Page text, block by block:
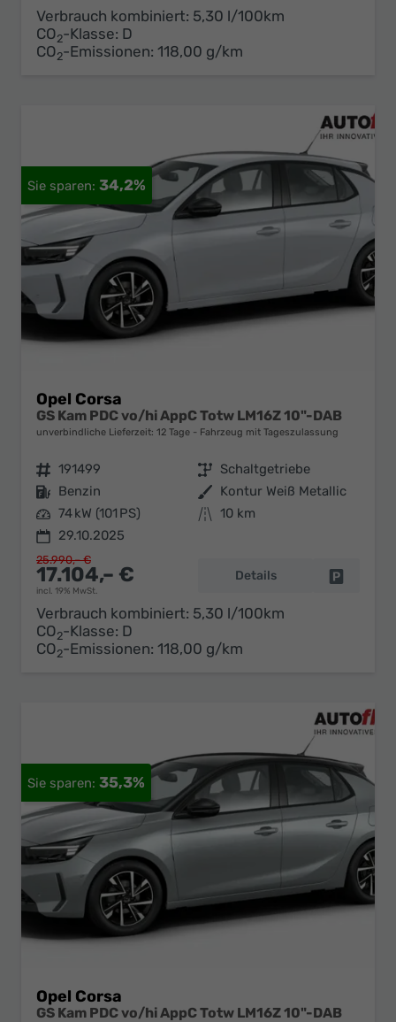
Verbrauch kombiniert: 5,30 l/100km
CO2-Klasse: D
CO2-Emissionen: 118,00 g/km
34,2%
Opel Corsa
GS Kam PDC vo/hi AppC Totw LM16Z 10"-DAB
unverbindliche Lieferzeit: 12 Tage Fahrzeug mit Tageszulassung
Fahrzeugnr. 191499 Getriebe Schaltgetriebe
Kraftstoff Benzin Außenfarbe Kontur Weiß Metallic
Leistung 74 kW (101 PS) Kilometerstand 10 km
29.10.2025
17.104,– €
incl. 19% MwSt.
25.990,– €
Details
Verbrauch kombiniert: 5,30 l/100km
CO2-Klasse: D
CO2-Emissionen: 118,00 g/km
35,3%
Opel Corsa
GS Kam PDC vo/hi AppC Totw LM16Z 10"-DAB